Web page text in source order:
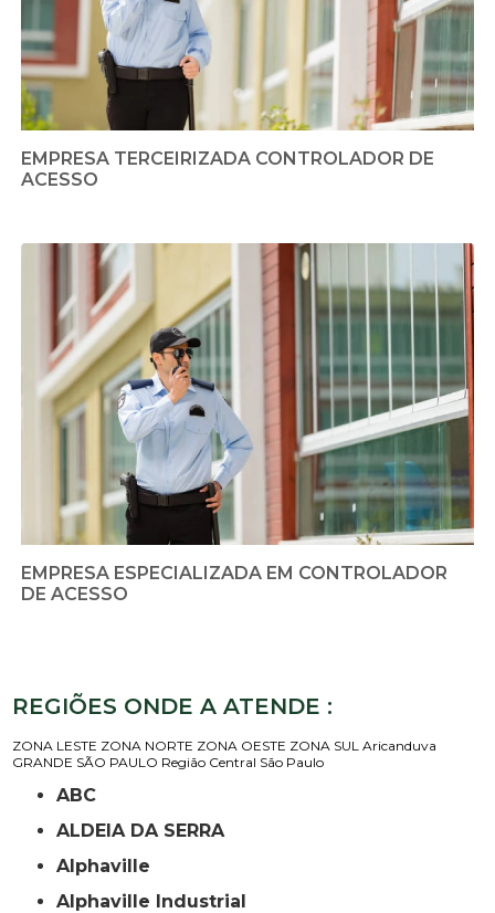
EMPRESA TERCEIRIZADA CONTROLADOR DE
ACESSO
EMPRESA ESPECIALIZADA EM CONTROLADOR
DE ACESSO
REGIÕES ONDE A ATENDE :
ZONA LESTE ZONA NORTE ZONA OESTE ZONA SUL Aricanduva
GRANDE SÃO PAULO Região Central São Paulo
ABC
ALDEIA DA SERRA
Alphaville
Alphaville Industrial